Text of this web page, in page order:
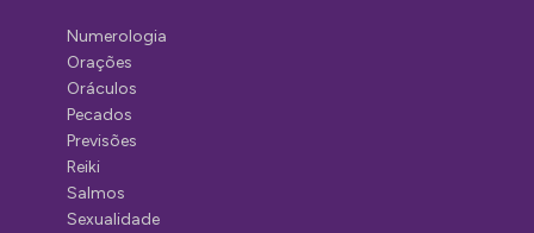
Numerologia
Orações
Oráculos
Pecados
Previsões
Reiki
Salmos
Sexualidade